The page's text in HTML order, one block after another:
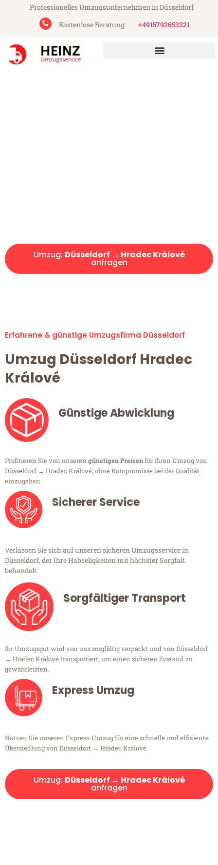
Professionelles Umzugsunternehmen in Düsseldorf
Kostenlose Beratung:
+4915792653321
Umzug: Düsseldorf → Hradec Králové
anfragen
Erfahrene & günstige Umzugsfirma Düsseldorf
Umzug Düsseldorf Hradec
Králové
Günstige Abwicklung
Profitieren Sie von unseren günstigen Preisenfür Ihren Umzug von
Düsseldorf → Hradec Králové, ohne Kompromisse bei der Qualität
einzugehen.
Sicherer Service
Verlassen Sie sich auf unseren sicheren Umzugsservice in
Düsseldorf, der Ihre Habseligkeiten mit höchster Sorgfalt
behandelt.
Sorgfältiger Transport
Ihr Umzugsgut wird von uns sorgfältig verpackt und von Düsseldorf
→ Hradec Králové transportiert, um einen sicheren Zustand zu
gewährleisten.
Express Umzug
Nutzen Sie unseren Express-Umzug für eine schnelle und effiziente
Übersiedlung von Düsseldorf → Hradec Králové.
Umzug: Düsseldorf → Hradec Králové
anfragen